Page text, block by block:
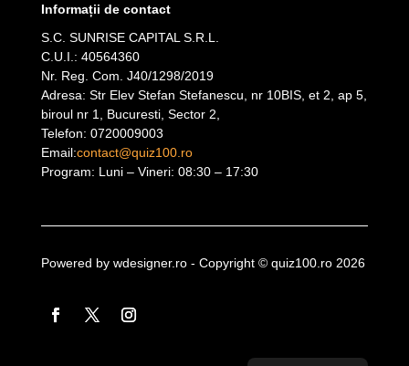
Informații de contact
S.C. SUNRISE CAPITAL S.R.L.
C.U.I.: 40564360
Nr. Reg. Com. J40/1298/2019
Adresa: Str Elev Stefan Stefanescu, nr 10BIS, et 2, ap 5,
biroul nr 1, Bucuresti, Sector 2,
Telefon: 0720009003
Email:contact@quiz100.ro
Program: Luni – Vineri: 08:30 – 17:30
Powered by wdesigner.ro- Copyright © quiz100.ro 2026